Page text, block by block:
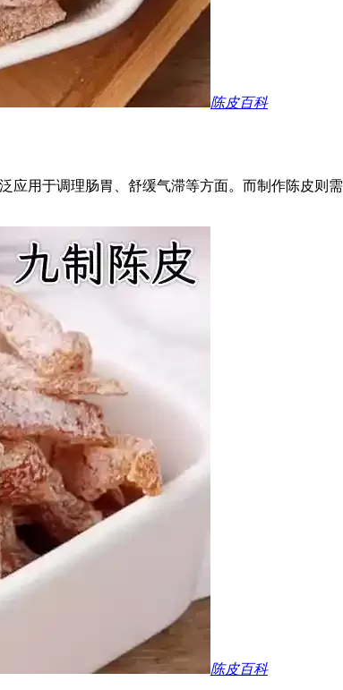
陈皮百科
应用于调理肠胃、舒缓气滞等方面。而制作陈皮则
陈皮百科